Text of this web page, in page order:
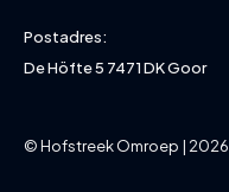
Postadres:
De Höfte 5 7471 DK Goor
© Hofstreek Omroep | 2026